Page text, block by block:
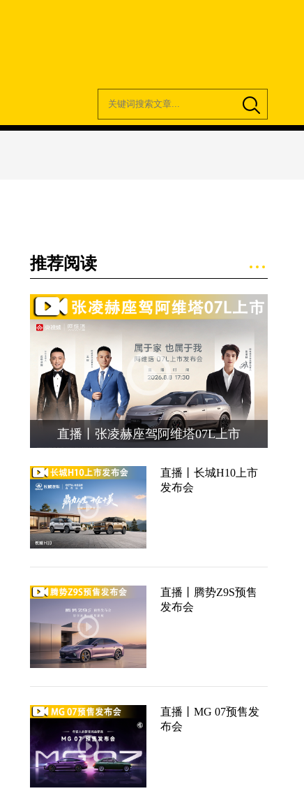
推荐阅读
直播丨张凌赫座驾阿维塔07L上市
直播丨长城H10上市
发布会
直播丨腾势Z9S预售
发布会
直播丨MG 07预售发
布会